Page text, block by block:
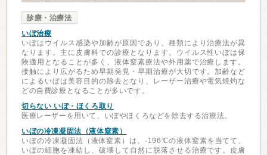
診療・治療法
いぼ治療
いぼはウイルス感染や加齢が原因であり、種類により治療法が異
なります。主に皮膚科での診療となります。ウイルス性いぼは保
険適用となることが多く、液体窒素療法や外用薬で治療します。
接触により広がるため早期発見・早期治療が大切です。加齢など
によるいぼは美容目的の除去となり、レーザー治療や電気焼灼な
どの自費診療となることが多いです。
切らない いぼ・ほくろ取り
医療レーザーを用いて、いぼやほくろなどを除去する治療法。
いぼの冷凍凝固法（液体窒素）
いぼの冷凍凝固法（液体窒素）は、-196℃の液体窒素を当てて、
いぼの細胞を凍結し、破壊して自然に脱落させる治療です。皮膚